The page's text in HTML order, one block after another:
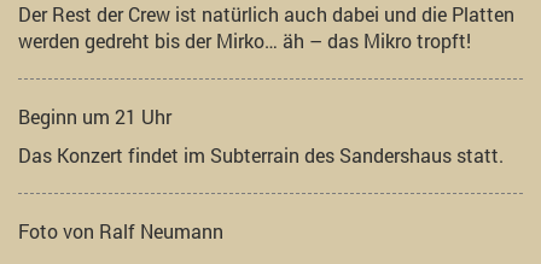
Der Rest der Crew ist natürlich auch dabei und die Platten
werden gedreht bis der Mirko… äh – das Mikro tropft!
Beginn um 21 Uhr
Das Konzert findet im Subterrain des Sandershaus statt.
Foto von Ralf Neumann